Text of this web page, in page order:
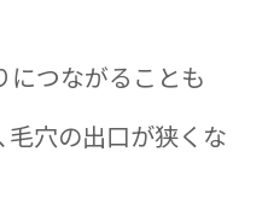
につながることも
毛穴の出口が狭くな